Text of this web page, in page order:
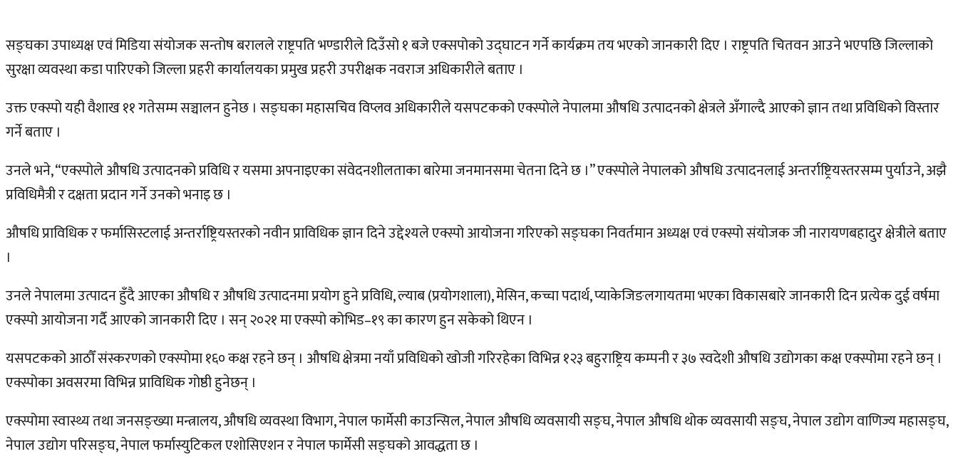
सङ्घका उपाध्यक्ष एवं मिडिया संयोजक सन्तोष बरालले राष्ट्रपति भण्डारीले दिउँसो १ बजे एक्सपोको उद्घाटन गर्ने कार्यक्रम तय भएको जानकारी दिए । राष्ट्रपति चितवन आउने भएपछि जिल्लाको
सुरक्षा व्यवस्था कडा पारिएको जिल्ला प्रहरी कार्यालयका प्रमुख प्रहरी उपरीक्षक नवराज अधिकारीले बताए ।
उक्त एक्स्पो यही वैशाख ११ गतेसम्म सञ्चालन हुनेछ । सङ्घका महासचिव विप्लव अधिकारीले यसपटकको एक्स्पोले नेपालमा औषधि उत्पादनको क्षेत्रले अँगाल्दै आएको ज्ञान तथा प्रविधिको विस्तार
गर्ने बताए ।
उनले भने, “एक्स्पोले औषधि उत्पादनको प्रविधि र यसमा अपनाइएका संवेदनशीलताका बारेमा जनमानसमा चेतना दिने छ ।” एक्स्पोले नेपालको औषधि उत्पादनलाई अन्तर्राष्ट्रियस्तरसम्म पुर्याउने, अझै
प्रविधिमैत्री र दक्षता प्रदान गर्ने उनको भनाइ छ ।
औषधि प्राविधिक र फर्मासिस्टलाई अन्तर्राष्ट्रियस्तरको नवीन प्राविधिक ज्ञान दिने उद्देश्यले एक्स्पो आयोजना गरिएको सङ्घका निवर्तमान अध्यक्ष एवं एक्स्पो संयोजक जी नारायणबहादुर क्षेत्रीले बताए
।
उनले नेपालमा उत्पादन हुँदै आएका औषधि र औषधि उत्पादनमा प्रयोग हुने प्रविधि, ल्याब (प्रयोगशाला), मेसिन, कच्चा पदार्थ, प्याकेजिङलगायतमा भएका विकासबारे जानकारी दिन प्रत्येक दुई वर्षमा
एक्स्पो आयोजना गर्दै आएको जानकारी दिए । सन् २०२१ मा एक्स्पो कोभिड–१९ का कारण हुन सकेको थिएन ।
यसपटकको आठौँ संस्करणको एक्स्पोमा १६० कक्ष रहने छन् । औषधि क्षेत्रमा नयाँ प्रविधिको खोजी गरिरहेका विभिन्न १२३ बहुराष्ट्रिय कम्पनी र ३७ स्वदेशी औषधि उद्योगका कक्ष एक्स्पोमा रहने छन् ।
एक्स्पोका अवसरमा विभिन्न प्राविधिक गोष्ठी हुनेछन् ।
एक्स्पोमा स्वास्थ्य तथा जनसङ्ख्या मन्त्रालय, औषधि व्यवस्था विभाग, नेपाल फार्मेसी काउन्सिल, नेपाल औषधि व्यवसायी सङ्घ, नेपाल औषधि थोक व्यवसायी सङ्घ, नेपाल उद्योग वाणिज्य महासङ्घ,
नेपाल उद्योग परिसङ्घ, नेपाल फर्मास्युटिकल एशोसिएशन र नेपाल फार्मेसी सङ्घको आवद्धता छ ।